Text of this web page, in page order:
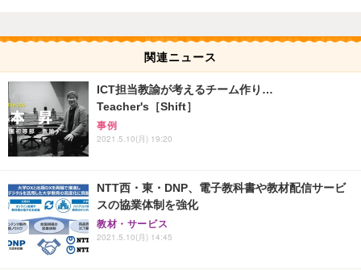
関連ニュース
ICT担当教諭が考えるチーム作り…
Teacher's［Shift］
事例
2021.5.10(月) 19:20
NTT西・東・DNP、電子教科書や教材配信サービ
スの協業体制を強化
教材・サービス
2021.5.10(月) 14:45